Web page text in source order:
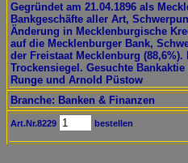
Gegründet am 21.04.1896 als
Bankgeschäfte aller Art,
Änderung in Mecklenburgische
auf die Mecklenburger Bank,
der Freistaat Mecklenburg
Trockensiegel. Gesuchte
Runge und Arnold Püstow
Branche: Banken & Finanzen
Art.Nr.8229 bestellen